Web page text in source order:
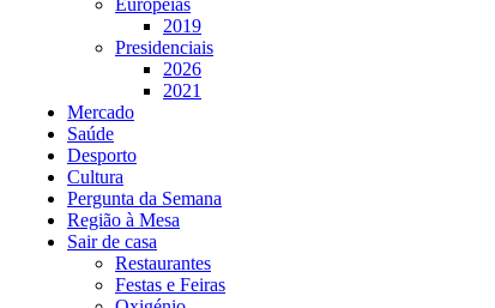
2019
Presidenciais
2026
2021
Mercado
Saúde
Desporto
Cultura
Pergunta da Semana
Região à Mesa
Sair de casa
Restaurantes
Festas e Feiras